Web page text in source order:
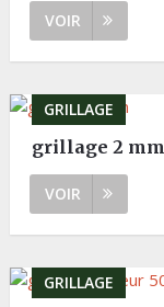
VOIR
GRILLAGE
grillage 2 mm
VOIR
GRILLAGE